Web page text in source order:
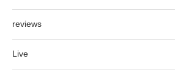
reviews
Live